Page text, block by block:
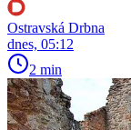
Ostravská Drbna
dnes, 05:12
2 min